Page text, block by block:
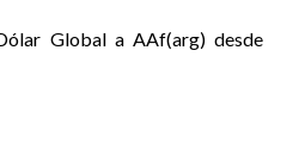
Global a AAf(arg) desde